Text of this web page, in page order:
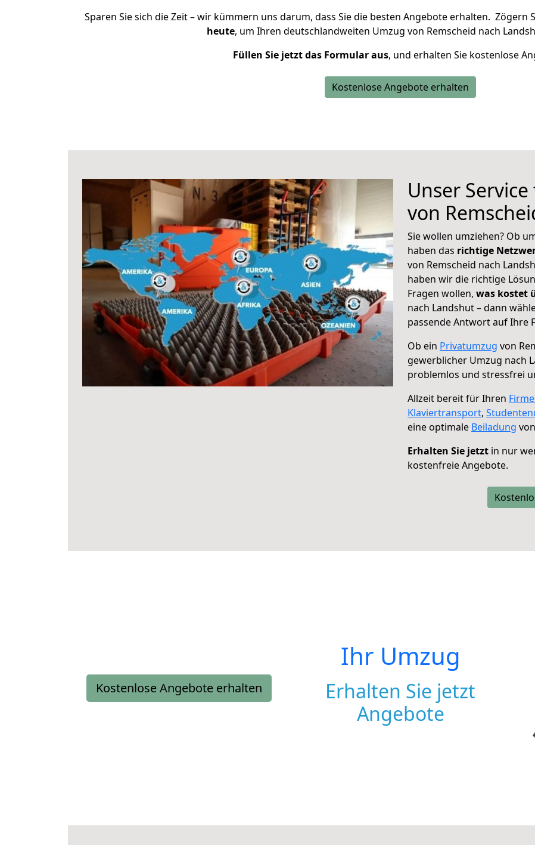
Sparen Sie sich die Zeit – wir kümmern uns darum, dass Sie die besten Angebote erhalten. Zögern
heute, um Ihren deutschlandweiten Umzug von Remscheid nach
Füllen Sie jetzt das Formular aus, und erhalten Sie kostenlose
Kostenlose Angebote erhalten
Unser
von
Sie wollen umziehen? Ob
haben das richtige
von Remscheid nach
haben wir die richtige
Fragen wollen, was kostet
nach Landshut – dann
passende Antwort auf Ihre
Ob ein Privatumzug von
gewerblicher Umzug nach
problemlos und stressfrei
Allzeit bereit für Ihren
Klaviertransport,
eine optimale Beiladung
Erhalten Sie jetzt in nur
kostenfreie Angebote.
Kostenlose Angebote erhalten
Ihr Umzug
Erhalten Sie jetzt
Angebote